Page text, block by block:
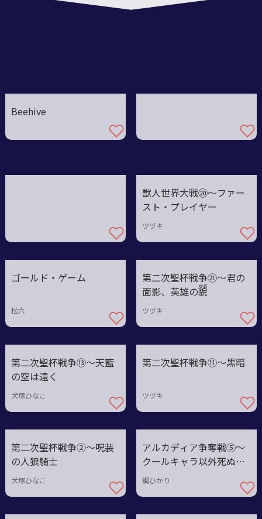
Beehive
獣人世界大戦⑳〜ファー
スト・プレイヤー
ツヅキ
ゴールド・ゲーム
松六
第二次聖杯戦争㉑〜君の
面影、英雄の貌
かお
ツヅキ
第二次聖杯戦争⑬～天藍
の空は遠く
犬塚ひなこ
第二次聖杯戦争⑪〜黒暗
ツヅキ
第二次聖杯戦争②～呪装
の人狼騎士
犬塚ひなこ
アルカディア争奪戦⑤〜
クールキャラ以外死ぬ戦
場
蜩ひかり